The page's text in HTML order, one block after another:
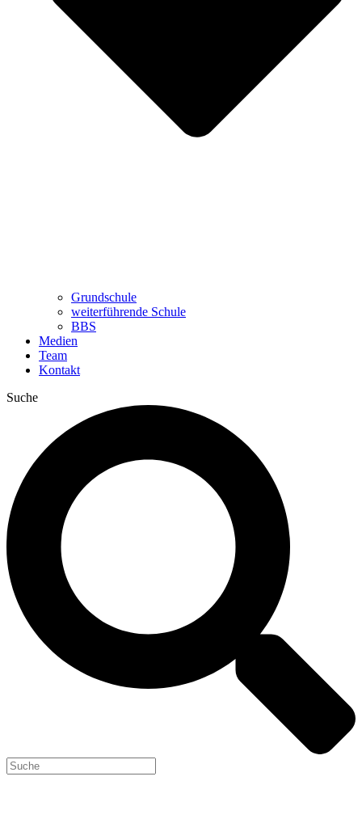
Grundschule
weiterführende Schule
BBS
Medien
Team
Kontakt
Suche